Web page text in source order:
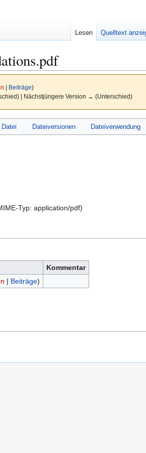
Beiträge)
| Nächstjüngere Version → (Unterschied)
Datei Dateiversionen Dateiverwendung
Typ: application/pdf)
Kommentar
| Beiträge)
Lesen Quelltext